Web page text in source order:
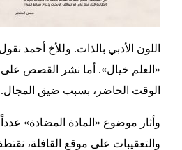
اللون الأدبي بالذات. وللأخ أحمد
«العلم خيال». أما نشر القصص على
الوقت الحاضر، بسبب ضيق المجال.
وأثار موضوع «المادة المضادة»
والتعقيبات على موقع القافلة،